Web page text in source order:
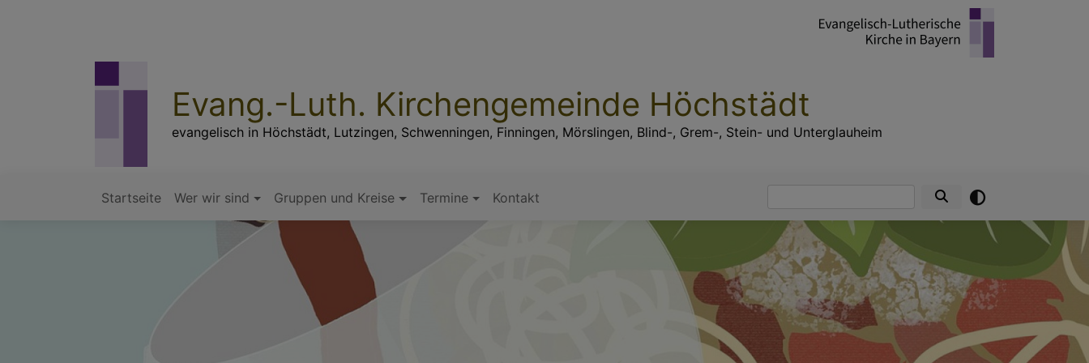
Evang.-Luth. Kirchengemeinde Höchstädt
evangelisch in Höchstädt, Lutzingen, Schwenningen, Finningen, Mörslingen, Blind-, Grem-, Stein- und Unterglauheim
Hauptnavigation
Startseite Wer wir sind Gruppen und Kreise Termine Kontakt